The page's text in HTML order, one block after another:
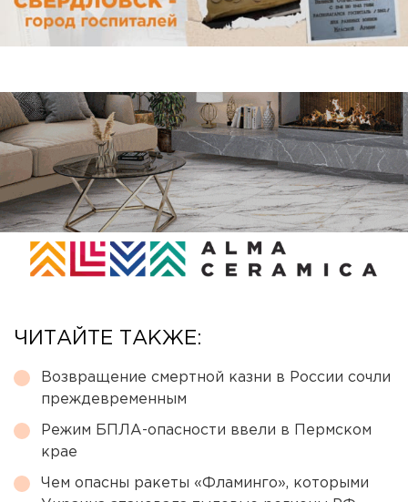
ЧИТАЙТЕ ТАКЖЕ:
Возвращение смертной казни в России сочли
преждевременным
Режим БПЛА-опасности ввели в Пермском
крае
Чем опасны ракеты «Фламинго», которыми